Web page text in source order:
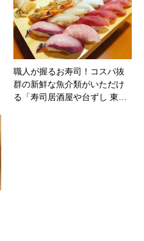
職人が握るお寿司！コスパ抜
群の新鮮な魚介類がいただけ
る「寿司居酒屋や台ずし 東…